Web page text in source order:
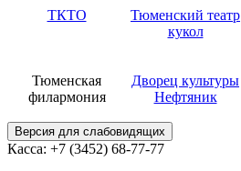
ТКТО
Тюменский театр
кукол
Тюменская
филармония
Дворец культуры
Нефтяник
Версия для слабовидящих
Касса: +7 (3452) 68-77-77